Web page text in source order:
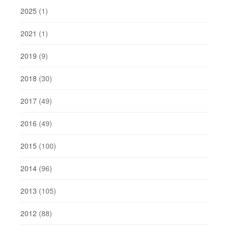
2025 (1)
2021 (1)
2019 (9)
2018 (30)
2017 (49)
2016 (49)
2015 (100)
2014 (96)
2013 (105)
2012 (88)